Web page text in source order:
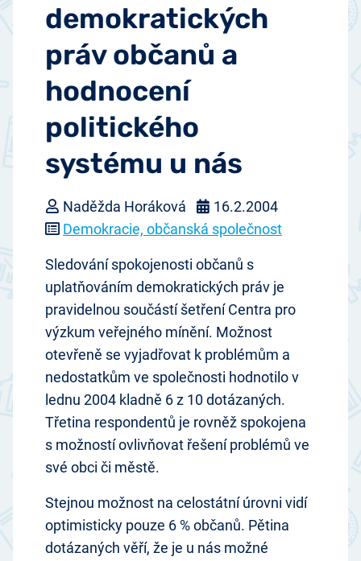
demokratických
práv občanů a
hodnocení
politického
systému u nás
Naděžda Horáková
16.2.2004
Demokracie, občanská společnost
Sledování spokojenosti občanů s
uplatňováním demokratických práv je
pravidelnou součástí šetření Centra pro
výzkum veřejného mínění. Možnost
otevřeně se vyjadřovat k problémům a
nedostatkům ve společnosti hodnotilo v
lednu 2004 kladně 6 z 10 dotázaných.
Třetina respondentů je rovněž spokojena
s možností ovlivňovat řešení problémů ve
své obci či městě.
Stejnou možnost na celostátní úrovni vidí
optimisticky pouze 6 % občanů. Pětina
dotázaných věří, že je u nás možné